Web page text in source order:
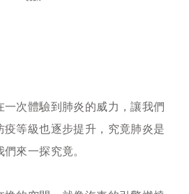
次體驗到肺炎的威力，讓我們
疫等級也逐步提升，究竟肺炎是
來一探究竟。